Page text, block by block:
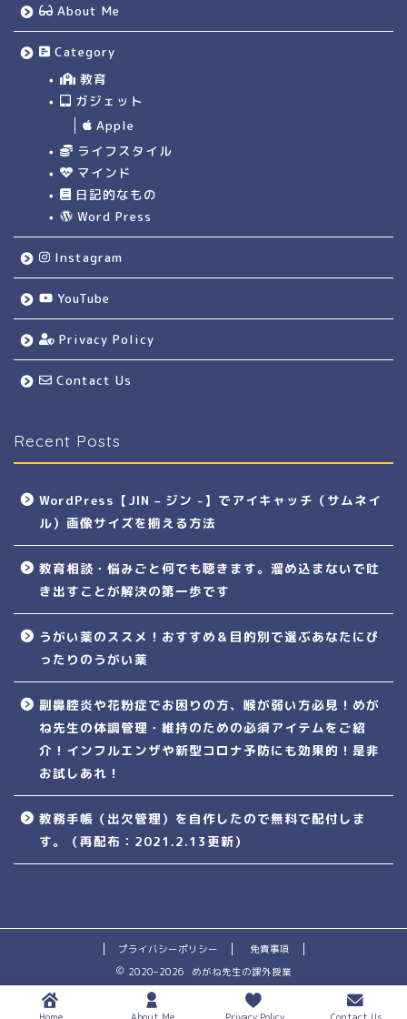
About Me
Category
教育
ガジェット
Apple
ライフスタイル
マインド
日記的なもの
Word Press
Instagram
YouTube
Privacy Policy
Contact Us
Recent Posts
WordPress【JIN – ジン -】でアイキャッチ（サムネイ
ル）画像サイズを揃える方法
教育相談・悩みごと何でも聴きます。溜め込まないで吐
き出すことが解決の第一歩です
うがい薬のススメ！おすすめ＆目的別で選ぶあなたにぴ
ったりのうがい薬
副鼻腔炎や花粉症でお困りの方、喉が弱い方必見！めが
ね先生の体調管理・維持のための必須アイテムをご紹
介！インフルエンザや新型コロナ予防にも効果的！是非
お試しあれ！
教務手帳（出欠管理）を自作したので無料で配付しま
す。（再配布：2021.2.13更新）
プライバシーポリシー
免責事項
2020–2026 めがね先生の課外授業